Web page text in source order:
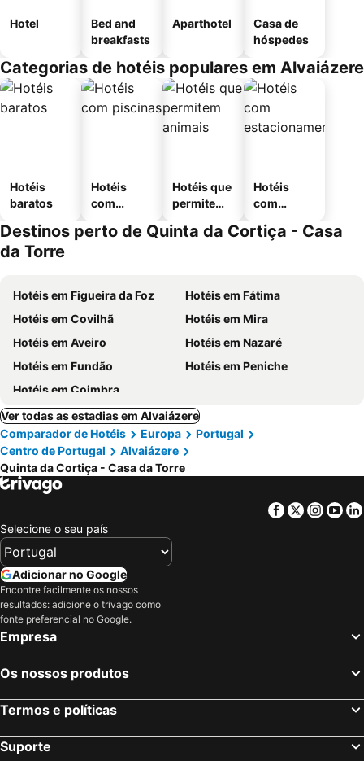
Hotel
Bed and
breakfasts
Aparthotel
Casa de
hóspedes
Categorias de hotéis populares em Alvaiázere
Hotéis
baratos
Hotéis
com
Hotéis que
permitem
Hotéis
com
mento
Destinos perto de Quinta da Cortiça - Casa
da Torre
Hotéis em Figueira da Foz
Hotéis em Fátima
Hotéis em Covilhã
Hotéis em Mira
Hotéis em Aveiro
Hotéis em Nazaré
Hotéis em Fundão
Hotéis em Peniche
Hotéis em Coimbra
Ver todas as estadias em Alvaiázere
Comparador de Hotéis
Europa
Portugal
Centro de Portugal
Alvaiázere
Quinta da Cortiça - Casa da Torre
Facebook
Twitter
Selecione o seu país
Adicionar no Google
Encontre facilmente os nossos
resultados: adicione o trivago como
fonte preferencial no Google.
Empresa
Os nossos produtos
Termos e políticas
Suporte